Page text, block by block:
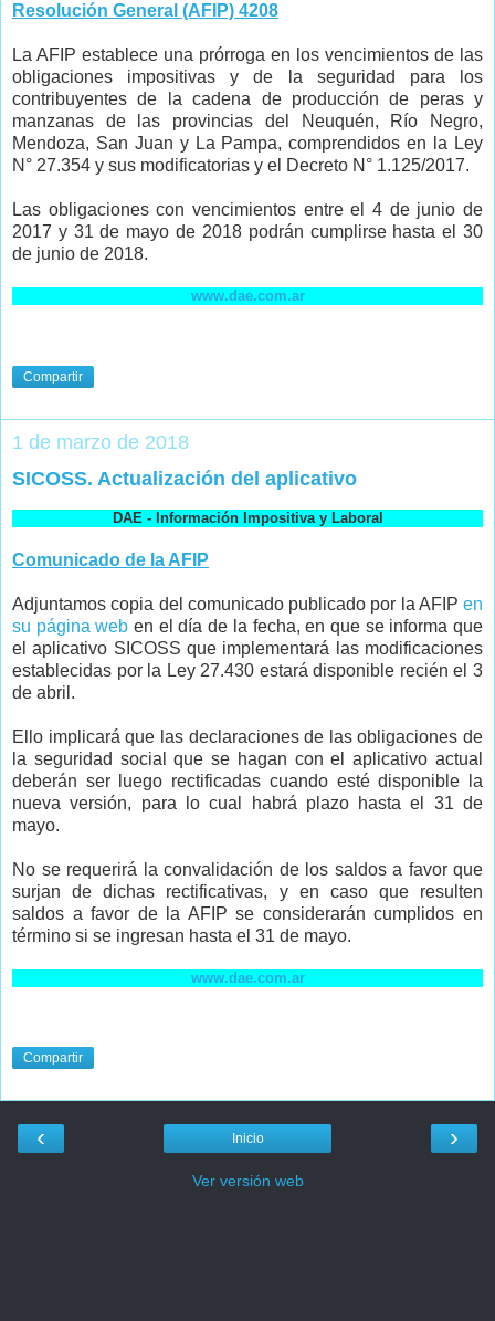
Resolución General (AFIP) 4208
La AFIP establece una prórroga en los vencimientos de las
obligaciones impositivas y de la seguridad para los
contribuyentes de lacadena de producción de peras y
manzanas de las provincias del Neuquén, Río Negro,
Mendoza, San Juan y La Pampa, comprendidos en la Ley
N° 27.354 y sus modificatorias y el Decreto N° 1.125/2017.
Las obligaciones con vencimientos entre el 4 de junio de
2017 y 31 de mayo de 2018 podrán cumplirse hasta el 30
de junio de 2018.
www.dae.com.ar
Compartir
1 de marzo de 2018
SICOSS. Actualización del aplicativo
DAE - Información Impositiva y Laboral
Comunicado de la AFIP
Adjuntamos copia del comunicado publicado por la AFIP en
su página web en el día de la fecha, en que se informa que
el aplicativo SICOSS que implementará las modificaciones
establecidas por la Ley 27.430 estará disponible recién el 3
de abril.
Ello implicará que las declaraciones de las obligaciones de
la seguridad social que se hagan con el aplicativo actual
deberán ser luego rectificadas cuando esté disponible la
nueva versión, para lo cual habrá plazo hasta el 31 de
mayo.
No se requerirá la convalidación de los saldos a favor que
surjan de dichas rectificativas, y en caso que resulten
saldos a favor de la AFIP se considerarán cumplidos en
término si se ingresan hasta el 31 de mayo.
www.dae.com.ar
Compartir
‹ ›
Inicio
Ver versión web